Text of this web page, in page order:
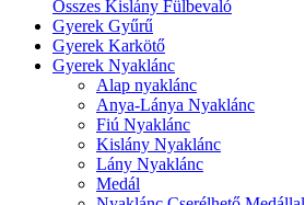
Összes Kislány Fülbevaló
Gyerek Gyűrű
Gyerek Karkötő
Gyerek Nyaklánc
Alap nyaklánc
Anya-Lánya Nyaklánc
Fiú Nyaklánc
Kislány Nyaklánc
Lány Nyaklánc
Medál